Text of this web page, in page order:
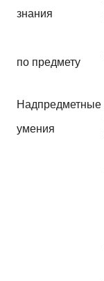
знания
по предмету
Надпредметные
умения